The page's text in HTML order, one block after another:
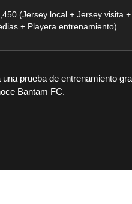
(Jersey local + Jersey visita
+ Playera entrenamiento)
prueba de entrenamiento
Bantam FC.